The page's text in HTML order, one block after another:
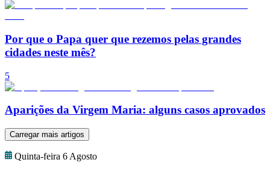
Por que o Papa quer que rezemos pelas grandes
cidades neste mês?
5
Aparições da Virgem Maria: alguns casos aprovados
Carregar mais artigos
Quinta-feira 6 Agosto